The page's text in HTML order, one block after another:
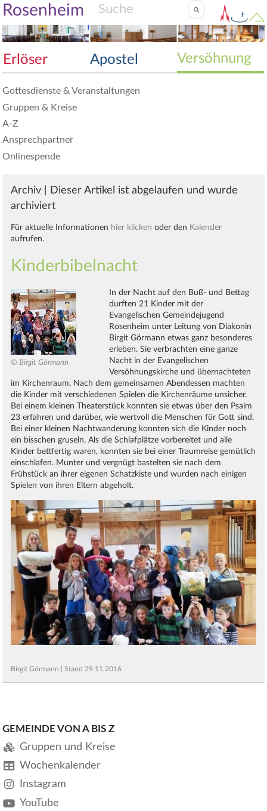
Rosenheim
Erlöser Apostel Versöhnung
Gottesdienste & Veranstaltungen
Gruppen & Kreise
A-Z
Ansprechpartner
Onlinespende
Archiv | Dieser Artikel ist abgelaufen und wurde
archiviert
Für aktuelle Informationen hier klicken oder den Kalender
aufrufen.
Kinderbibelnacht
© Birgit Görmann
In der Nacht auf den Buß- und Bettag
durften 21 Kinder mit der
Evangelischen Gemeindejugend
Rosenheim unter Leitung von Diakonin
Birgit Görmann etwas ganz besonderes
erleben. Sie verbrachten eine ganze
Nacht in der Evangelischen
Versöhnungskirche und übernachteten
im Kirchenraum. Nach dem gemeinsamen Abendessen machten
die Kinder mit verschiedenen Spielen die Kirchenräume unsicher.
Bei einem kleinen Theaterstück konnten sie etwas über den Psalm
23 erfahren und darüber, wie wertvoll die Menschen für Gott sind.
Bei einer kleinen Nachtwanderung konnten sich die Kinder noch
ein bisschen gruseln. Als die Schlafplätze vorbereitet und alle
Kinder bettfertig waren, konnten sie bei einer Traumreise gemütlich
einschlafen. Munter und vergnügt bastelten sie nach dem
Frühstück an ihrer eigenen Schatzkiste und wurden nach einigen
Spielen von ihren Eltern abgeholt.
Birgit Görmann | Stand 29.11.2016
GEMEINDE VON A BIS Z
Gruppen und Kreise
Wochenkalender
Instagram
YouTube